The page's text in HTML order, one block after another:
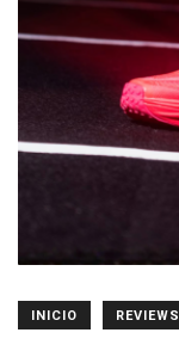
INICIO REVIEWS